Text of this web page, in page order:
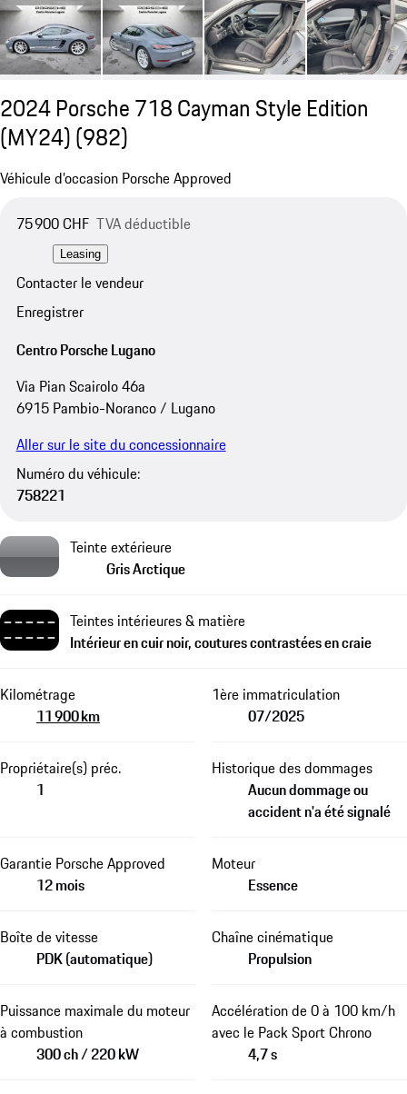
2024 Porsche 718 Cayman Style Edition
(MY24)(982)
Véhicule d’occasion Porsche Approved
75 900 CHF TVA déductible
Leasing
Contacter le vendeur
Enregistrer
Centro Porsche Lugano
Via Pian Scairolo 46a
6915 Pambio-Noranco / Lugano
Aller sur le site du concessionnaire
Numéro du véhicule:
758221
Teinte extérieure
Gris Arctique
Teintes intérieures & matière
Intérieur en cuir noir, coutures contrastées en craie
Kilométrage
11 900 km
1ère immatriculation
07/2025
Propriétaire(s) préc.
1
Historique des dommages
Aucun dommage ou
accident n'a été signalé
Garantie Porsche Approved
12 mois
Moteur
Essence
Boîte de vitesse
PDK (automatique)
Chaîne cinématique
Propulsion
Puissance maximale du moteur
à combustion
300 ch / 220 kW
Accélération de 0 à 100 km/h
avec le Pack Sport Chrono
4,7 s